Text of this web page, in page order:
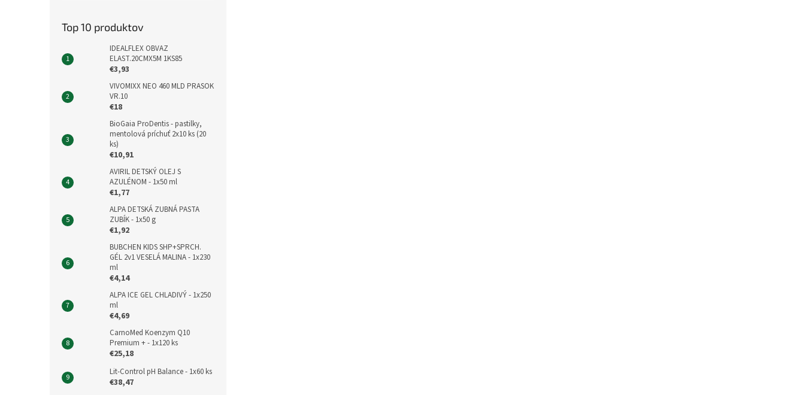
Top 10 produktov
IDEALFLEX OBVAZ
ELAST.20CMX5M 1KS85
€3,93
VIVOMIXX NEO 460 MLD PRASOK
VR.10
€18
BioGaia ProDentis - pastilky,
mentolová príchuť 2x10 ks (20
ks)
€10,91
AVIRIL DETSKÝ OLEJ S
AZULÉNOM - 1x50 ml
€1,77
ALPA DETSKÁ ZUBNÁ PASTA
ZUBÍK - 1x50 g
€1,92
BUBCHEN KIDS SHP+SPRCH.
GÉL 2v1 VESELÁ MALINA - 1x230
ml
€4,14
ALPA ICE GEL CHLADIVÝ - 1x250
ml
€4,69
CarnoMed Koenzym Q10
Premium + - 1x120 ks
€25,18
Lit-Control pH Balance - 1x60 ks
€38,47